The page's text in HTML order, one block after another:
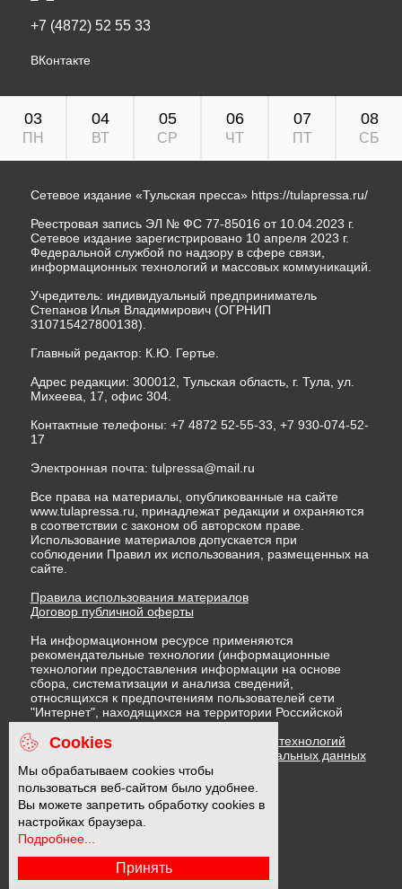
+7 (4872) 52 55 33
ВКонтакте
03
ПН
04
ВТ
05
СР
06
ЧТ
07
ПТ
08
СБ
Сетевое издание «Тульская пресса» https://tulapressa.ru/
Реестровая запись ЭЛ № ФС 77-85016 от 10.04.2023 г.
Сетевое издание зарегистрировано 10 апреля 2023 г.
Федеральной службой по надзору в сфере связи,
информационных технологий и массовых коммуникаций.
Учредитель: индивидуальный предприниматель
Степанов Илья Владимирович (ОГРНИП
310715427800138).
Главный редактор: К.Ю. Гертье.
Адрес редакции: 300012, Тульская область, г. Тула, ул.
Михеева, 17, офис 304.
Контактные телефоны: +7 4872 52-55-33, +7 930-074-52-
17
Электронная почта: tulpressa@mail.ru
Все права на материалы, опубликованные на сайте
www.tulapressa.ru, принадлежат редакции и охраняются
в соответствии с законом об авторском праве.
Использование материалов допускается при
соблюдении Правил их использования, размещенных на
сайте.
Правила использования материалов
Договор публичной оферты
На информационном ресурсе применяются
рекомендательные технологии (информационные
технологии предоставления информации на основе
сбора, систематизации и анализа сведений,
относящихся к предпочтениям пользователей сети
"Интернет", находящихся на территории Российской
Федерации)
Правила применения рекомендательных технологий
Политика в отношении обработки персональных данных
Политика обработки файлов cookie
16 +
Cookies
Мы обрабатываем cookies чтобы
пользоваться веб-сайтом было удобнее.
Вы можете запретить обработку cookies в
настройках браузера.
Подробнее...
Принять